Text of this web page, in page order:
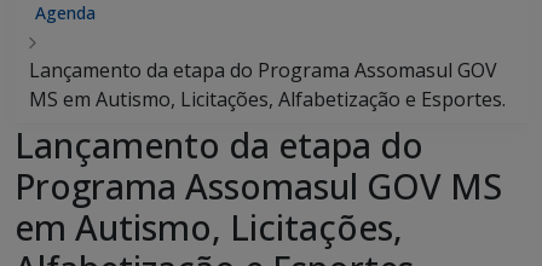
Agenda
Lançamento da etapa do Programa Assomasul GOV
MS em Autismo, Licitações, Alfabetização e Esportes.
Lançamento da etapa do
Programa Assomasul GOV MS
em Autismo, Licitações,